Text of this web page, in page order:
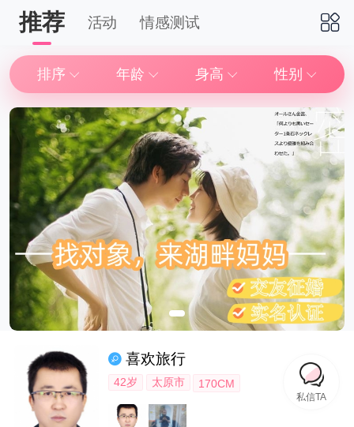
推荐 活动 情感测试
下拉刷新
排序 年龄 身高 性别
喜欢旅行
42岁 太原市 170CM
私信TA